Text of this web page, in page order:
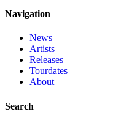
Navigation
News
Artists
Releases
Tourdates
About
Search